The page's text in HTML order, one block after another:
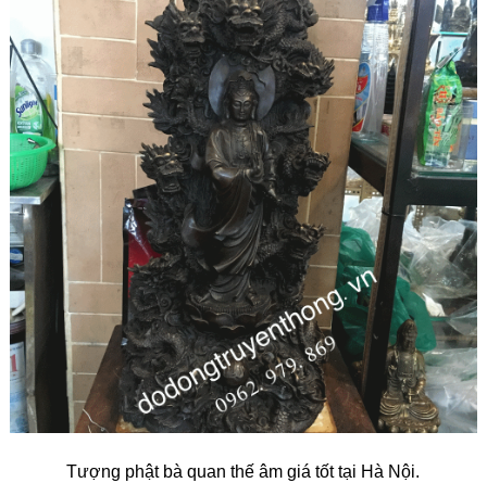
Tượng phật bà quan thế âm giá tốt tại Hà Nội.